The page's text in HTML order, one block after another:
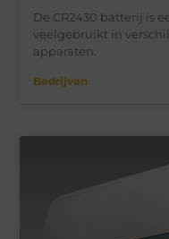
De CR2430 batterij is
veelgebruikt in
apparaten.
Bedrijven